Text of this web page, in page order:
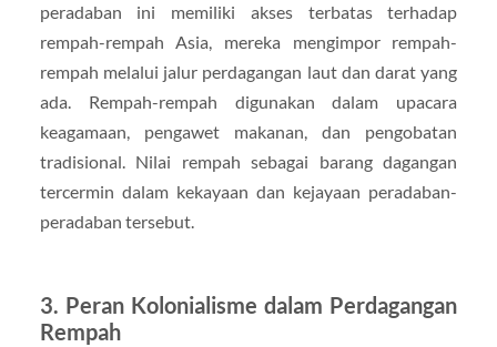
peradaban ini memiliki akses terbatas terhadap
rempah-rempah Asia, mereka mengimpor rempah-
rempah melalui jalur perdagangan laut dan darat yang
ada. Rempah-rempah digunakan dalam upacara
keagamaan, pengawet makanan, dan pengobatan
tradisional. Nilai rempah sebagai barang dagangan
tercermin dalam kekayaan dan kejayaan peradaban-
peradaban tersebut.
3. Peran Kolonialisme dalam Perdagangan
Rempah